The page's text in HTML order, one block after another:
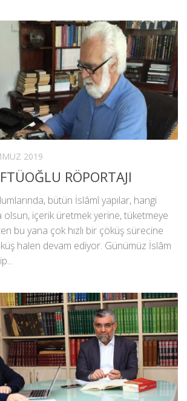
2019
RÖPORTAJI
bütün İslâmî yapılar, hangi
olsun, içerik üretmek yerine, tüketmeye
bu yana çok hızlı bir çöküş sürecine
halen devam ediyor. Günümüz İslâm